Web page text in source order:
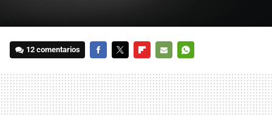
12 comentarios
MAIL